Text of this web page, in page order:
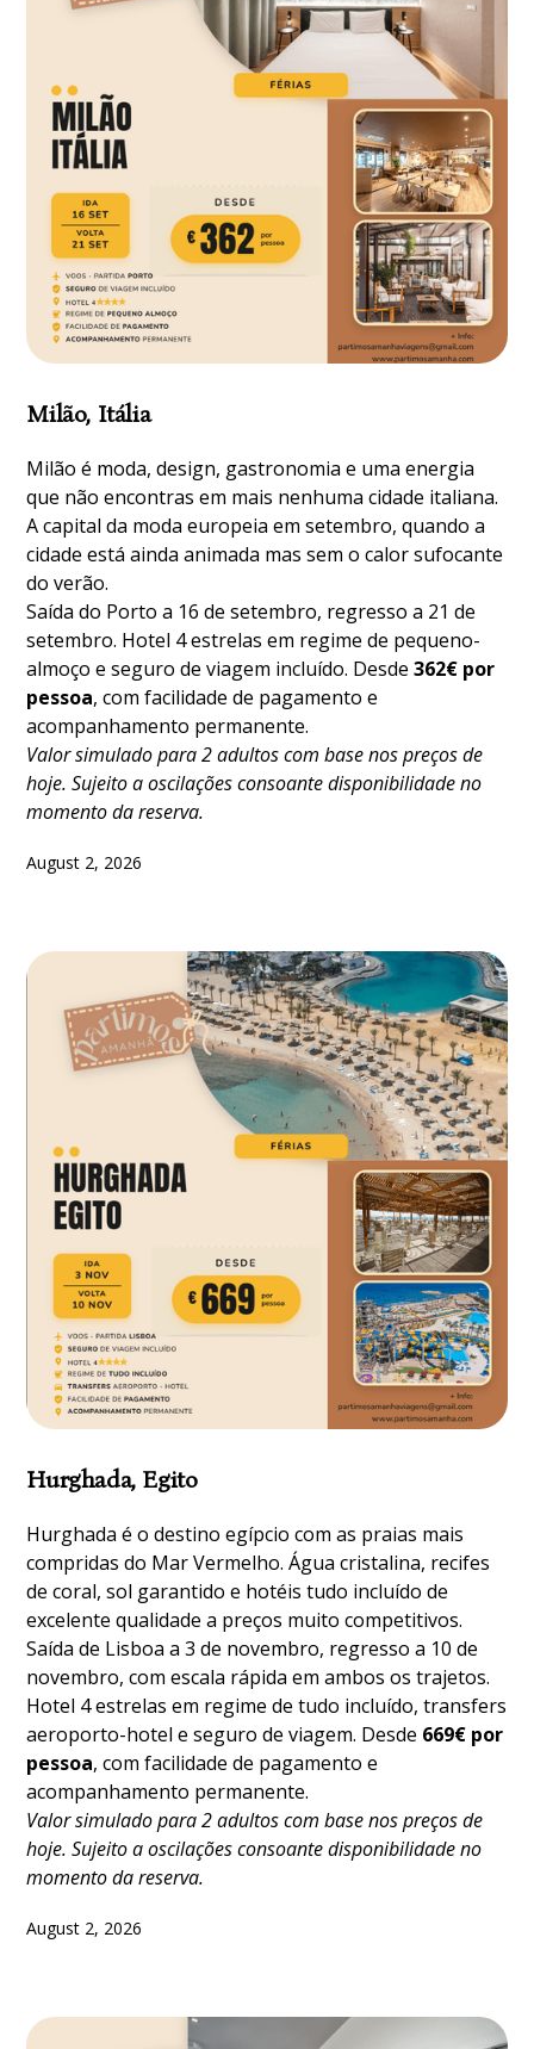
Milão, Itália
Milão é moda, design, gastronomia e uma energia
que não encontras em mais nenhuma cidade italiana.
A capital da moda europeia em setembro, quando a
cidade está ainda animada mas sem o calor sufocante
do verão.
Saída do Porto a 16 de setembro, regresso a 21 de
setembro. Hotel 4 estrelas em regime de pequeno-
almoço e seguro de viagem incluído. Desde362€ por
pessoa, com facilidade de pagamento e
acompanhamento permanente.
Valor simulado para 2 adultos com base nos preços de
hoje. Sujeito a oscilações consoante disponibilidade no
momento da reserva.
August 2, 2026
Hurghada, Egito
Hurghada é o destino egípcio com as praias mais
compridas do Mar Vermelho. Água cristalina, recifes
de coral, sol garantido e hotéis tudo incluído de
excelente qualidade a preços muito competitivos.
Saída de Lisboa a 3 de novembro, regresso a 10 de
novembro, com escala rápida em ambos os trajetos.
Hotel 4 estrelas em regime de tudo incluído, transfers
aeroporto-hotel e seguro de viagem. Desde 669€ por
pessoa, com facilidade de pagamento e
acompanhamento permanente.
Valor simulado para 2 adultos com base nos preços de
hoje. Sujeito a oscilações consoante disponibilidade no
momento da reserva.
August 2, 2026